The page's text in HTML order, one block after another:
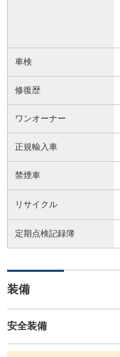
車検
修復歴
ワンオーナー
正規輸入車
禁煙車
リサイクル
定期点検記録簿
装備
安全装備